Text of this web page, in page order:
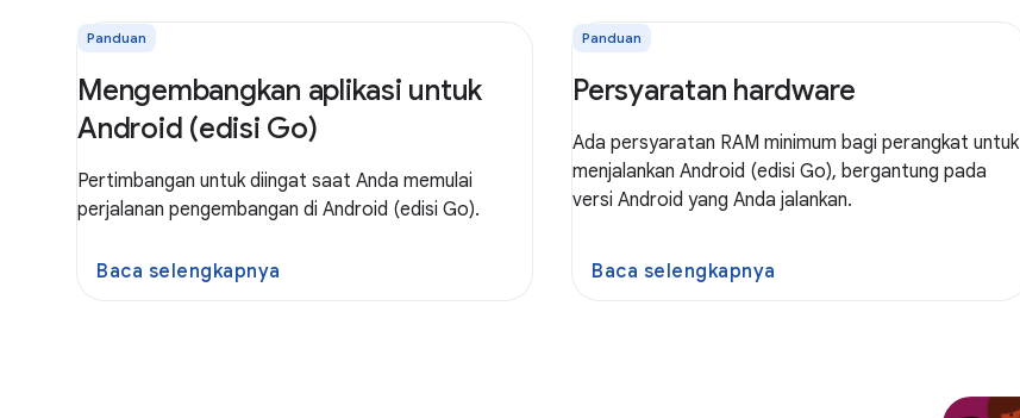
Panduan
Mengembangkan aplikasi untuk
Android (edisi Go)
Pertimbangan untuk diingat saat Anda memulai
perjalanan pengembangan di Android (edisi Go).
Baca selengkapnya
Panduan
Persyaratan hardware
Ada persyaratan RAM minimum bagi perangkat untuk
menjalankan Android (edisi Go), bergantung pada
versi Android yang Anda jalankan.
Baca selengkapnya